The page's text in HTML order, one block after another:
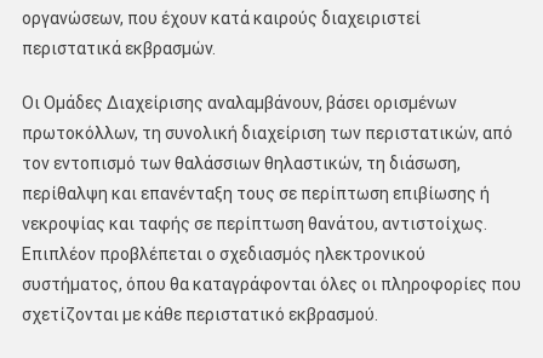
οργανώσεων, που έχουν κατά καιρούς διαχειριστεί
περιστατικά εκβρασμών.
Οι Ομάδες Διαχείρισης αναλαμβάνουν, βάσει ορισμένων
πρωτοκόλλων, τη συνολική διαχείριση των περιστατικών, από
τον εντοπισμό των θαλάσσιων θηλαστικών, τη διάσωση,
περίθαλψη και επανένταξη τους σε περίπτωση επιβίωσης ή
νεκροψίας και ταφής σε περίπτωση θανάτου, αντιστοίχως.
Επιπλέον προβλέπεται ο σχεδιασμός ηλεκτρονικού
συστήματος, όπου θα καταγράφονται όλες οι πληροφορίες που
σχετίζονται με κάθε περιστατικό εκβρασμού.